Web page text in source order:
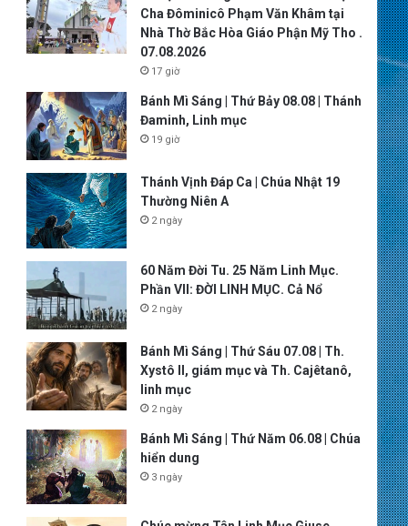
Cha Đôminicô Phạm Văn Khâm tại
Nhà Thờ Bắc Hòa Giáo Phận Mỹ Tho .
07.08.2026
17 giờ
Bánh Mì Sáng | Thứ Bảy 08.08 | Thánh
Đaminh, Linh mục
19 giờ
Thánh Vịnh Đáp Ca | Chúa Nhật 19
Thường Niên A
2 ngày
60 Năm Đời Tu. 25 Năm Linh Mục.
Phần VII: ĐỜI LINH MỤC. Cả Nổ
2 ngày
Bánh Mì Sáng | Thứ Sáu 07.08 | Th.
Xystô II, giám mục và Th. Cajêtanô,
linh mục
2 ngày
Bánh Mì Sáng | Thứ Năm 06.08 | Chúa
hiển dung
3 ngày